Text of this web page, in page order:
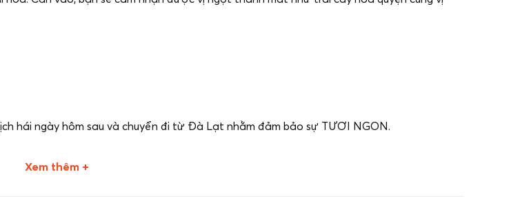
hái ngày hôm sau và chuyển đi từ Đà Lạt nhằm đảm bảo sự TƯƠI NGON.
Xem thêm +